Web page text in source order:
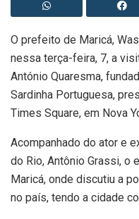
O prefeito de Maricá,
nessa terça-feira, 7, a
António Quaresma,
Sardinha Portuguesa,
Times Square, em Nova
Acompanhado do ator e
do Rio, Antônio Grassi, o
Maricá, onde discutiu a
no país, tendo a cidade